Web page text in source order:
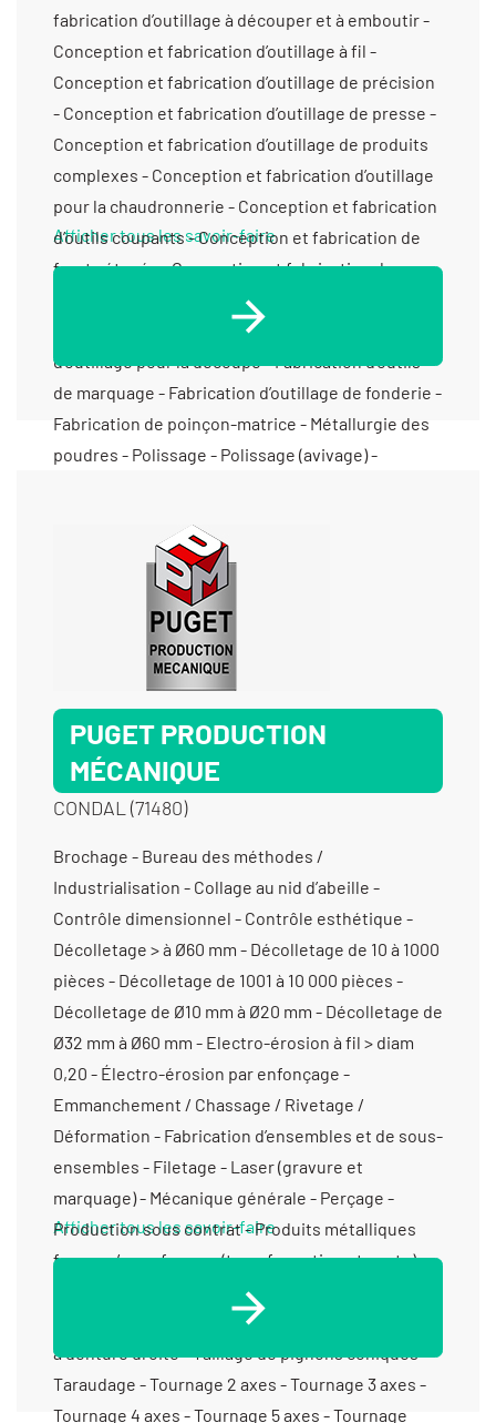
Afficher tous les savoir-faire
PUGET PRODUCTION
MÉCANIQUE
CONDAL (71480)
Brochage - Bureau des méthodes / Industrialisation - Collage au nid d’abeille - Contrôle dimensionnel - Contrôle esthétique - Décolletage > à Ø60 mm - Décolletage de 10 à 1000 pièces - Décolletage de 1001 à 10 000 pièces - Décolletage de Ø10 mm à Ø20 mm - Décolletage de Ø32 mm à Ø60 mm - Electro-érosion à fil > diam 0,20 - Électro-érosion par enfonçage - Emmanchement / Chassage / Rivetage / Déformation - Fabrication d’ensembles et de sous-ensembles - Filetage - Laser (gravure et marquage) - Mécanique générale - Perçage - Production sous contrat - Produits métalliques ferreux / non-ferreux (transformation et vente) - Produits opérations sur produits semi-finis - Taillage de moyeux cannelés - Taillage de pignons à denture droite - Taillage de pignons coniques - Taraudage - Tournage 2 axes - Tournage 3 axes - Tournage 4 axes - Tournage 5 axes - Tournage moyenne série (de 1001 à 10 000 pièces) - Tournage multifonctions - Tournage Ø de 20 à 200 mm - Tournage Ø de 201 à 400 mm - Tournage petite série (de 11 à 1000 pièces) - Tournage prototype et unitaire (< 10 pièces) - Usinage / 5 axes / moyenne série (de 1001 à 10 000 pièces) < 350 cm3 - Usinage / 5 axes / moyenne série (de 1001 à 10 000 pièces) entre 350 cm3 et 1000 cm3 - Usinage / 5 axes /petite série (de 10 à 1000 pièces) < 350 cm3 - Usinage / 5
Afficher tous les savoir-faire